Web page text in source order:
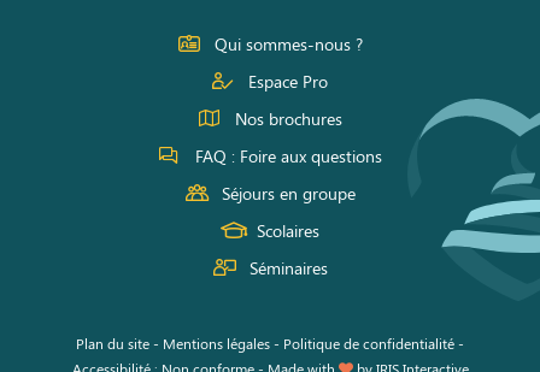
Facebook
InstagramYoutube
Qui sommes-nous ?
Espace Pro
Nos brochures
FAQ : Foire aux questions
Séjours en groupe
Scolaires
Séminaires
Plan du site- Mentions légales- Politique de confidentialité-